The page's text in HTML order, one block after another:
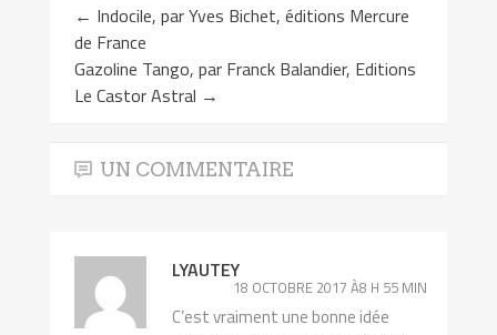
← Indocile, par Yves Bichet, éditions Mercure
de France
Gazoline Tango, par Franck Balandier, Editions
Le Castor Astral →
UN COMMENTAIRE
LYAUTEY
18 OCTOBRE 2017 À8 H 55 MIN
C’est vraiment une bonne idée